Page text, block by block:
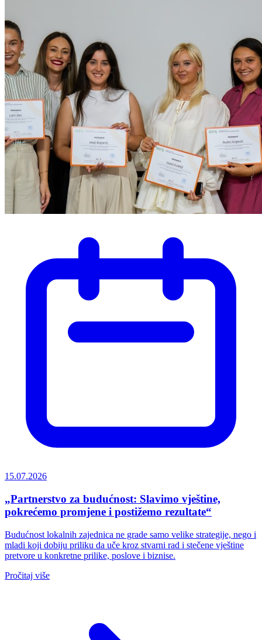
15.07.2026
„Partnerstvo za budućnost: Slavimo vještine,
pokrećemo promjene i postižemo rezultate“
Budućnost lokalnih zajednica ne grade samo velike strategije, nego i
mladi koji dobiju priliku da uče kroz stvarni rad i stečene vještine
pretvore u konkretne prilike, poslove i biznise.
Pročitaj više